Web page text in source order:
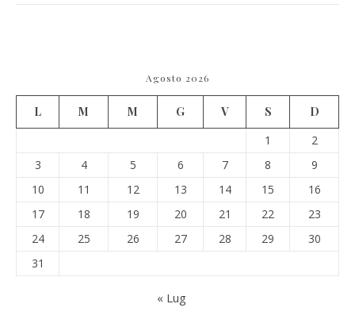
Agosto 2026
L M M G V S
D
1
2
3
4 5 6 7 8
9
10
11 12 13 14 15
16
17
18 19 20 21 22
23
24
25 26 27 28 29
30
31
« Lug